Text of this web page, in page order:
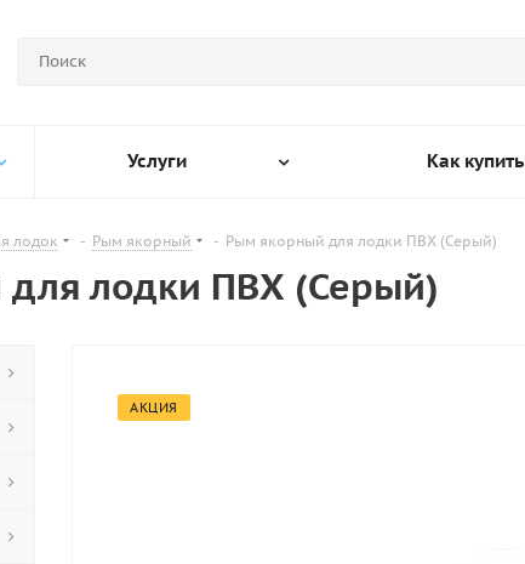
Услуги Как купить
лодок - Рым якорный - Рым якорный для лодки ПВХ (Серый)
лодки ПВХ (Серый)
АКЦИЯ